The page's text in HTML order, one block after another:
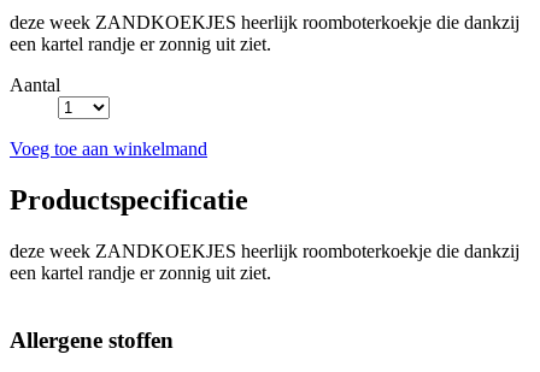
deze week ZANDKOEKJES heerlijk roomboterkoekje die dankzij
een kartel randje er zonnig uit ziet.
Aantal
Voeg toe aan winkelmand
Productspecificatie
deze week ZANDKOEKJES heerlijk roomboterkoekje die dankzij
een kartel randje er zonnig uit ziet.
Allergene stoffen